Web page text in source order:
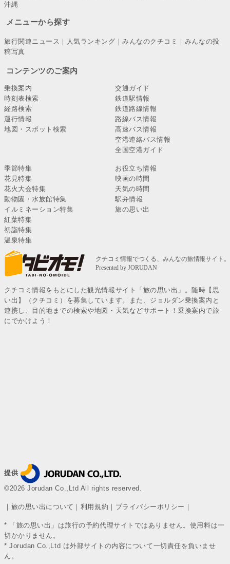
沖縄
メニューから探す
旅行関連ニュース ｜ 人気ランキング ｜みんなのクチコミ ｜ みんなの投
稿写真
コンテンツのご案内
乗換案内
時刻表検索
経路検索
運行情報
地図・スポット検索
交通ガイド
鉄道駅情報
鉄道路線情報
路線バス情報
高速バス情報
空港連絡バス情報
全国空港ガイド
季節特集
花見特集
花火大会特集
動物園・水族館特集
イルミネーション特集
紅葉特集
初詣特集
温泉特集
お役立ち情報
映画の時間
天気の時間
駅弁情報
旅の思い出
クチコミ情報をもとにした観光情報サイト「旅の思い出」。随時【思
い出】（クチコミ）を募集しています。また、ジョルダン乗換案内と
連携し、目的地までの検索や地図・天気などサポート！乗換案内で旅
にでかけよう！
提供
©2026 Jorudan Co.,Ltd All rights reserved.
｜ 旅の思い出について ｜ 利用規約 ｜ プライバシーポリシー ｜
* 「旅の思い出」は旅行の予約代理サイトではありません。使用料は一
切かかりません。
* Jorudan Co.,Ltd は外部サイトの内容について一切責任を負いませ
ん。